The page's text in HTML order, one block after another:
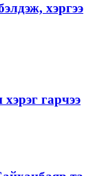
хэргээ
гарчээ